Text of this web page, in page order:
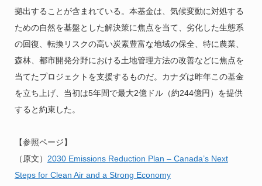
拠出することが含まれている。本基金は、気候変動に対処する
ための自然を基盤とした解決策に焦点を当て、劣化した生態系
の回復、転換リスクの高い炭素豊富な地域の保全、特に農業、
森林、都市開発分野における土地管理方法の改善などに焦点を
当てたプロジェクトを支援するものだ。カナダは昨年この基金
を立ち上げ、当初は5年間で最大2億ドル（約244億円）を提供
すると約束した。
【参照ページ】
（原文） 2030 Emissions Reduction Plan – Canada’s Next
Steps for Clean Air and a Strong Economy